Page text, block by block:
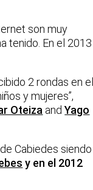
son muy
tenido. En el 2013
2 rondas en el
y mujeres”,
Oteiza andYago
de Cabiedes siendo
y en el 2012